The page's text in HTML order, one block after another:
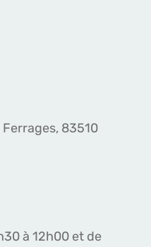
83510
à 12h00 et de